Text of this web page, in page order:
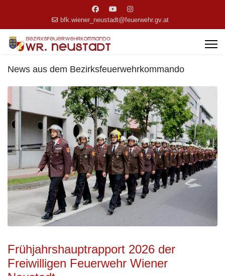
bfk.wiener_neustadt@feuerwehr.gv.at
News aus dem Bezirksfeuerwehrkommando
Frühjahrshauptrapport 2026 der
Freiwilligen Feuerwehr Wiener